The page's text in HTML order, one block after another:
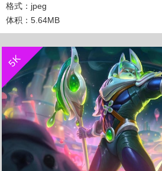
格式：jpeg
体积：5.64MB
5K